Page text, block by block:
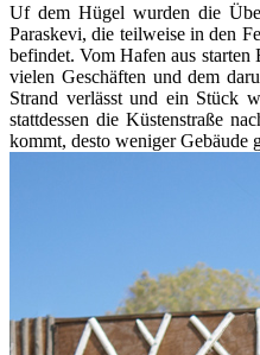
Uf dem Hügel wurden die
Paraskevi, die teilweise in den
befindet. Vom Hafen aus
vielen Geschäften und dem
Strand verlässt und ein Stück
stattdessen die Küstenstraße
kommt, desto weniger Gebäude